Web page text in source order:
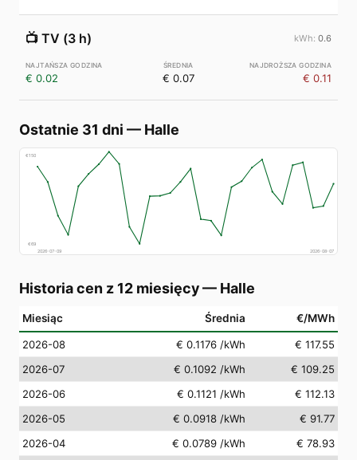
📺 TV (3 h) 0.6
€ 0.02 € 0.07 € 0.11
Ostatnie 31 dni — Halle
€150
€69
2026-07-09
2026-08-07
Historia cen z 12 miesięcy— Halle
Miesiąc Średnia €/MWh
2026-08 € 0.1176 /kWh
€ 117.55
2026-07
€ 0.1092 /kWh
€ 109.25
2026-06
€ 0.1121 /kWh
€ 112.13
2026-05
€ 0.0918 /kWh
€ 91.77
2026-04
€ 0.0789 /kWh
€ 78.93